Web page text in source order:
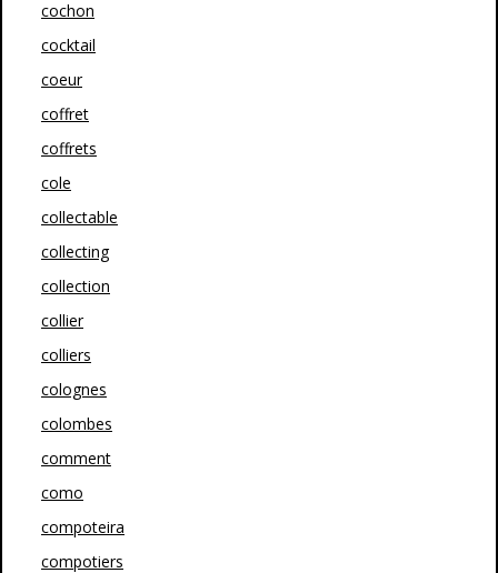
cochon
cocktail
coeur
coffret
coffrets
cole
collectable
collecting
collection
collier
colliers
colognes
colombes
comment
como
compoteira
compotiers